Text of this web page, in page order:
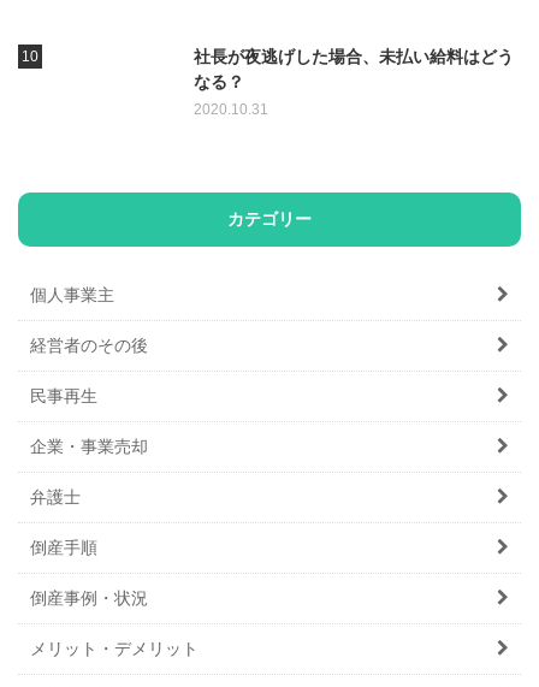
社長が夜逃げした場合、未払い給料はどう
なる？
2020.10.31
カテゴリー
個人事業主
経営者のその後
民事再生
企業・事業売却
弁護士
倒産手順
倒産事例・状況
メリット・デメリット